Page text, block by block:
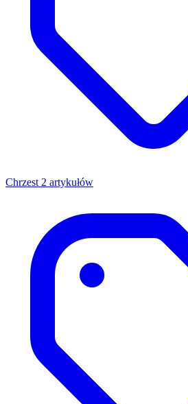
Chrzest 2 artykułów